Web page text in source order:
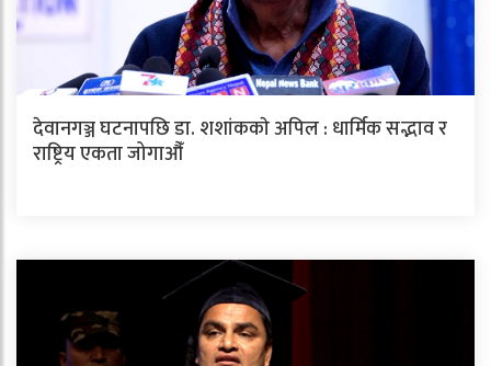
देवानगञ्ज घटनापछि डा. शशांककाे अपिल : धार्मिक सद्भाव र
राष्ट्रिय एकता जोगाऔँ